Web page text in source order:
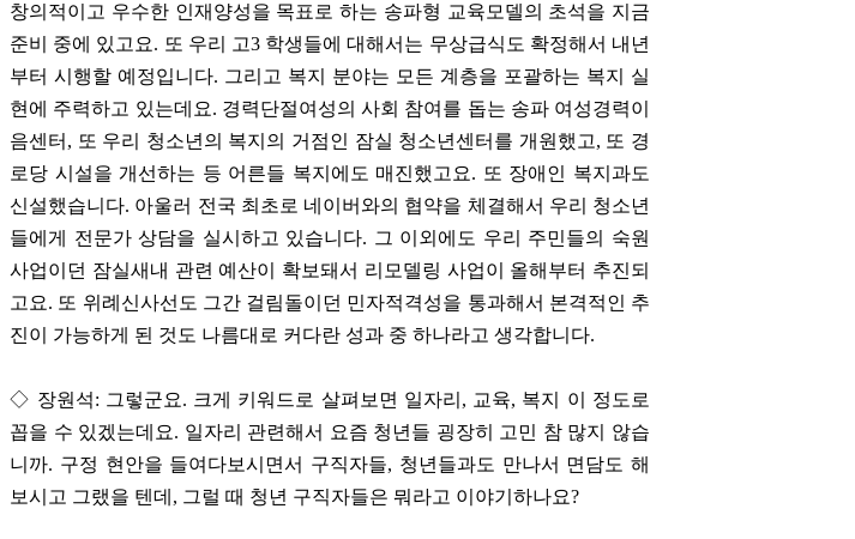
창의적이고 우수한 인재양성을 목표로 하는 송파형 교육모델의 초석을 지금
준비 중에 있고요. 또 우리 고3 학생들에 대해서는 무상급식도 확정해서 내년
부터 시행할 예정입니다. 그리고 복지 분야는 모든 계층을 포괄하는 복지 실
현에 주력하고 있는데요. 경력단절여성의 사회 참여를 돕는 송파 여성경력이
음센터, 또 우리 청소년의 복지의 거점인 잠실 청소년센터를 개원했고, 또 경
로당 시설을 개선하는 등 어른들 복지에도 매진했고요. 또 장애인 복지과도
신설했습니다. 아울러 전국 최초로 네이버와의 협약을 체결해서 우리 청소년
들에게 전문가 상담을 실시하고 있습니다. 그 이외에도 우리 주민들의 숙원
사업이던 잠실새내 관련 예산이 확보돼서 리모델링 사업이 올해부터 추진되
고요. 또 위례신사선도 그간 걸림돌이던 민자적격성을 통과해서 본격적인 추
진이 가능하게 된 것도 나름대로 커다란 성과 중 하나라고 생각합니다.
◇ 장원석: 그렇군요. 크게 키워드로 살펴보면 일자리, 교육, 복지 이 정도로
꼽을 수 있겠는데요. 일자리 관련해서 요즘 청년들 굉장히 고민 참 많지 않습
니까. 구정 현안을 들여다보시면서 구직자들, 청년들과도 만나서 면담도 해
보시고 그랬을 텐데, 그럴 때 청년 구직자들은 뭐라고 이야기하나요?